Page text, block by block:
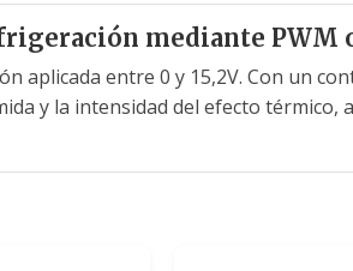
mediante PWM
aplicada entre 0 y 15,2V. Con un
y la intensidad del efecto